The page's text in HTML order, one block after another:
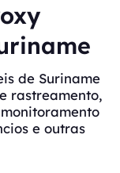
de Suriname
rastreamento,
e outras